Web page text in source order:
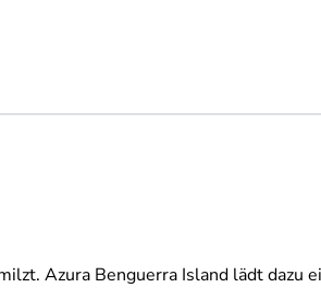
Azura Benguerra Island lädt dazu